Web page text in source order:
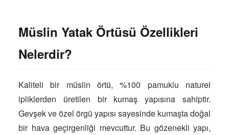
Müslin Yatak Örtüsü Özellikleri
Nelerdir?
Kaliteli bir müslin örtü, %100 pamuklu naturel
ipliklerden üretilen bir kumaş yapısına sahiptir.
Gevşek ve özel örgü yapısı sayesinde kumaşta doğal
bir hava geçirgenliği mevcuttur. Bu gözenekli yapı,